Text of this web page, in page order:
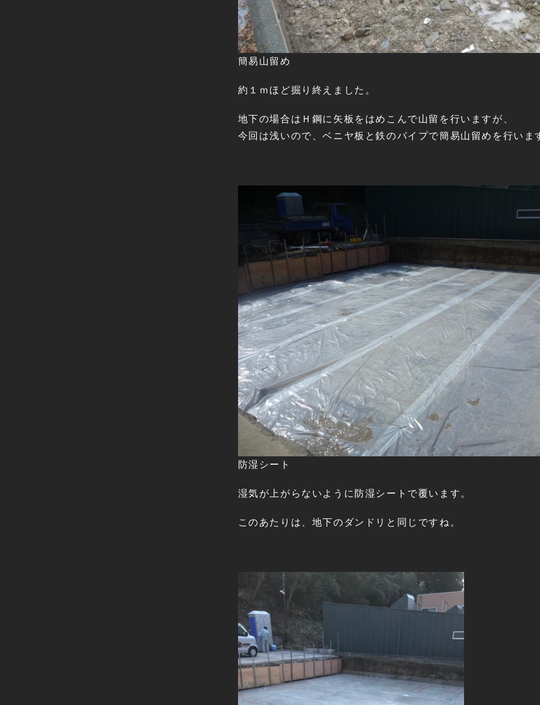
簡易山留め
約１ｍほど掘り終えました。
地下の場合はＨ鋼に矢板をはめこんで山留を行いますが、
今回は浅いので、ベニヤ板と鉄のパイプで簡易山留めを行いま
防湿シート
湿気が上がらないように防湿シートで覆います。
このあたりは、地下のダンドリと同じですね。